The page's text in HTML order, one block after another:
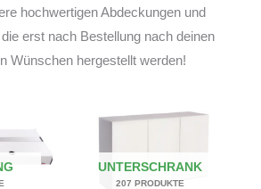
hochwertigen Abdeckungen und
erst nach Bestellung nach deinen
Wünschen hergestellt werden!
UNTERSCHRANK
207 PRODUKTE